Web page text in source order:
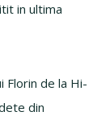
in ultima
Florin de la Hi-
din